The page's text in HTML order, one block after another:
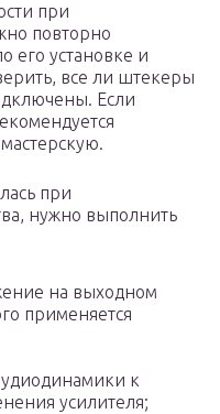
при
повторно
его установке и
все ли штекеры
Если
при
нужно выполнить
на выходном
применяется
к
усилителя;